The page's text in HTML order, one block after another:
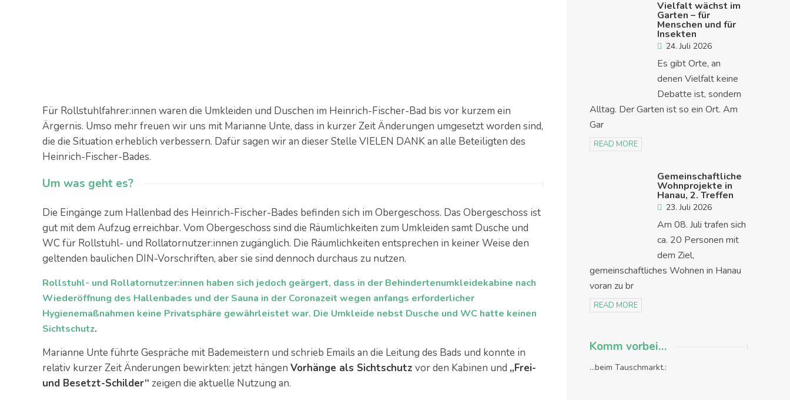
Für Rollstuhlfahrer:innen waren die Umkleiden und Duschen im Heinrich-Fischer-Bad bis vor kurzem ein
Ärgernis. Umso mehr freuen wir uns mit Marianne Unte, dass in kurzer Zeit Änderungen umgesetzt worden sind,
die die Situation erheblich verbessern. Dafür sagen wir an dieser Stelle VIELEN DANK an alle Beteiligten des
Heinrich-Fischer-Bades.
Um was geht es?
Die Eingänge zum Hallenbad des Heinrich-Fischer-Bades befinden sich im Obergeschoss. Das Obergeschoss ist
gut mit dem Aufzug erreichbar. Vom Obergeschoss sind die Räumlichkeiten zum Umkleiden samt Dusche und
WC für Rollstuhl- und Rollatornutzer:innen zugänglich. Die Räumlichkeiten entsprechen in keiner Weise den
geltenden baulichen DIN-Vorschriften, aber sie sind dennoch durchaus zu nutzen.
Rollstuhl- und Rollatornutzer:innen haben sich jedoch geärgert, dass in der Behindertenumkleidekabine nach
Wiederöffnung des Hallenbades und der Sauna in der Coronazeit wegen anfangs erforderlicher
Hygienemaßnahmen keine Privatsphäre gewährleistet war. Die Umkleide nebst Dusche und WC hatte keinen
Sichtschutz.
Marianne Unte führte Gespräche mit Bademeistern und schrieb Emails an die Leitung des Bads und konnte in
relativ kurzer Zeit Änderungen bewirkten: jetzt hängen Vorhänge als Sichtschutz vor den Kabinen und „Frei-
und Besetzt-Schilder“ zeigen die aktuelle Nutzung an.
Vielfalt wächst im
Garten – für
Menschen und für
Insekten
24. Juli 2026
Es gibt Orte, an
denen Vielfalt keine
Debatte ist, sondern
Alltag. Der Garten ist so ein Ort. Am
Gar
READ MORE
Gemeinschaftliche
Wohnprojekte in
Hanau, 2. Treffen
23. Juli 2026
Am 08. Juli trafen sich
ca. 20 Personen mit
dem Ziel,
gemeinschaftliches Wohnen in Hanau
voran zu br
READ MORE
Komm vorbei…
...beim Tauschmarkt.: